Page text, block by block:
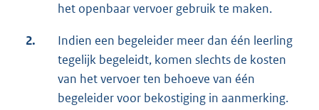
het openbaar vervoer gebruik te maken.
2.
Indien een begeleider meer dan één leerling
tegelijk begeleidt, komen slechts de kosten
van het vervoer ten behoeve van één
begeleider voor bekostiging in aanmerking.